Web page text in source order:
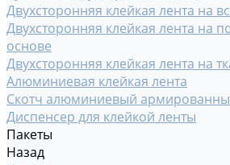
Двухсторонняя клейкая лента на
Двухсторонняя клейкая лента на
основе
Двухсторонняя клейкая лента на
Алюминиевая клейкая лента
Скотч алюминиевый
Диспенсер для клейкой ленты
Пакеты
Назад